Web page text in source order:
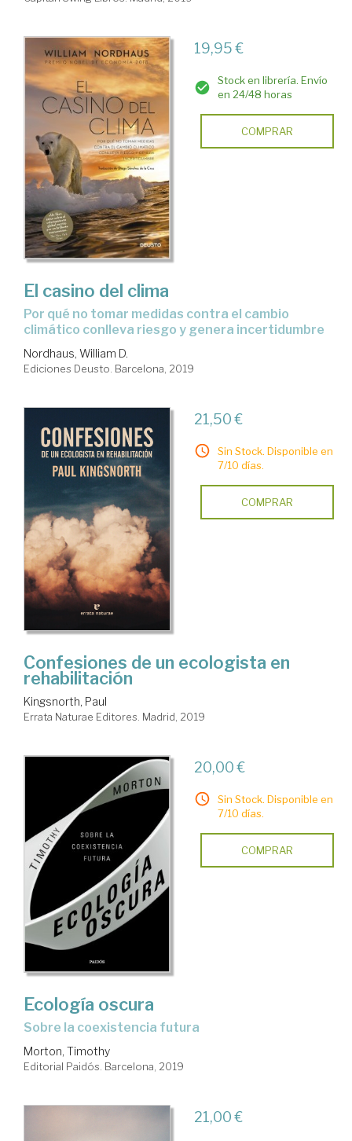
19,95 €
Stock en librería. Envío
en 24/48 horas
COMPRAR
El casino del clima
por qué no tomar medidas contra el cambio
climático conlleva riesgo y genera incertidumbre
Nordhaus, William D.
Ediciones Deusto. Barcelona, 2019
21,50 €
Sin Stock. Disponible en
7/10 días.
COMPRAR
Confesiones de un ecologista en
rehabilitación
Kingsnorth, Paul
Errata Naturae Editores. Madrid, 2019
20,00 €
Sin Stock. Disponible en
7/10 días.
COMPRAR
Ecología oscura
sobre la coexistencia futura
Morton, Timothy
Editorial Paidós. Barcelona, 2019
21,00 €